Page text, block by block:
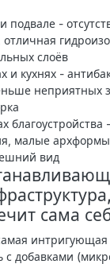
подвале -
отличная
слоёв
и кухнях -
неприятных
благоустройства
малые
вид
сама
с добавками